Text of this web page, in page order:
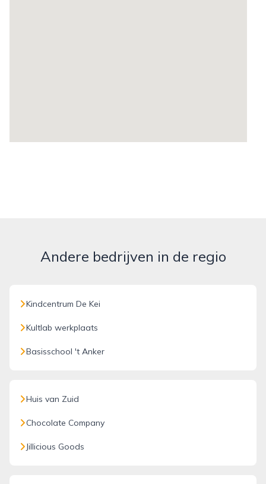
Andere bedrijven in de regio
Kindcentrum De Kei
Kultlab werkplaats
Basisschool 't Anker
Huis van Zuid
Chocolate Company
Jillicious Goods